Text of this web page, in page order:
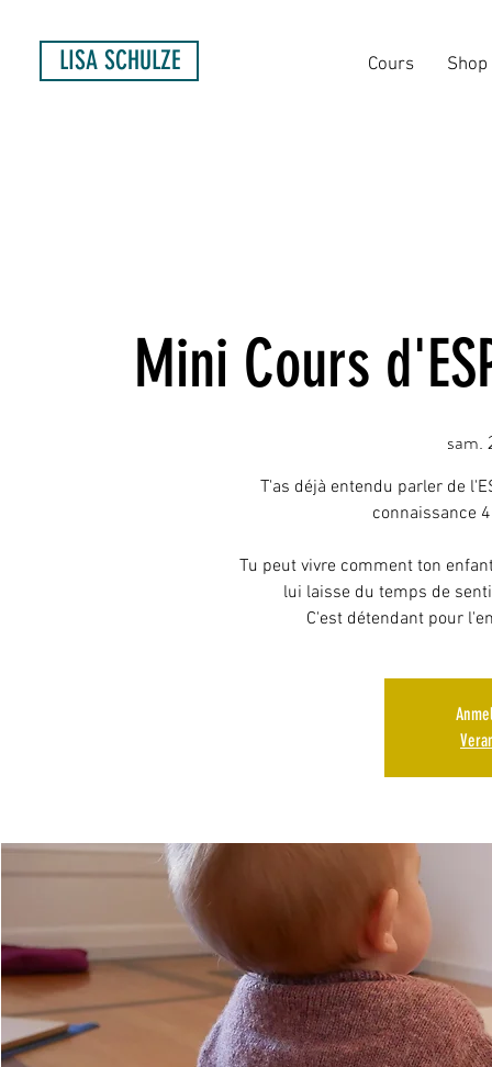
Cours Shop
LISA SCHULZE
Mini Cours
sam.
T'as déjà entendu parler de
connaissance
Tu peut vivre comment ton
lui laisse du temps de
C'est détendant pour